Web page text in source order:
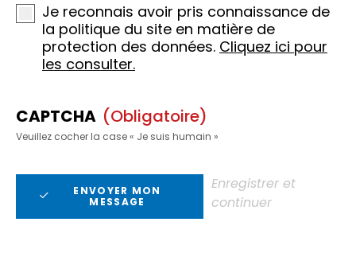
Je reconnais avoir pris connaissance de
la politique du site en matière de
protection des données. Cliquez ici pour
les consulter.
CAPTCHA (obligatoire)
Veuillez cocher la case « Je suis humain »
ENVOYER MON
MESSAGE
Enregistrer et
continuer